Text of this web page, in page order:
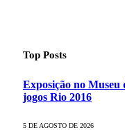
Top Posts
Exposição no Museu
jogos Rio 2016
5 DE AGOSTO DE 2026